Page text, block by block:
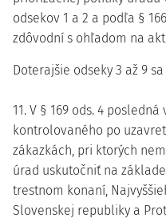
odsekov 1 a 2 a podľa §
zdôvodní s ohľadom na
Doterajšie odseky 3 až 9
11. V § 169 ods. 4
kontrolovaného po
zákazkách, pri ktorých
úrad uskutočniť na
trestnom konaní,
Slovenskej republiky a